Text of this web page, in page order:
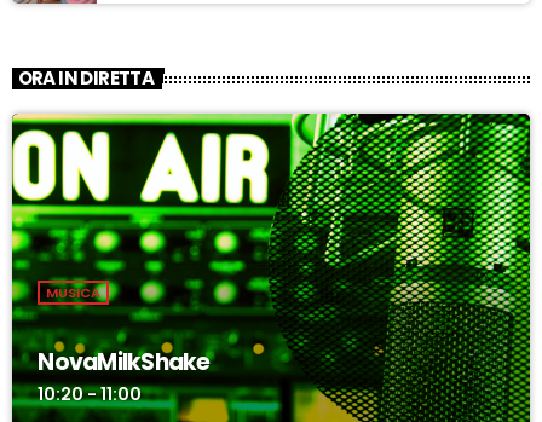
sempre più invadente” – ASCOLTA
ORA IN DIRETTA
MUSICA
NovaMilkShake
10:20 - 11:00